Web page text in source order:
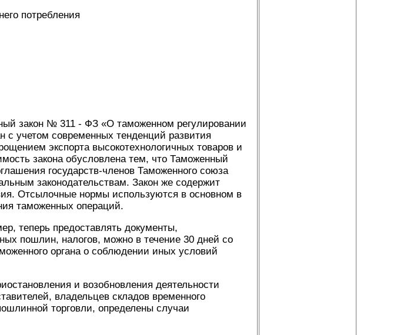
потребления
закон № 311 - ФЗ «О таможенном регулировании
с учетом современных тенденций развития
экспорта высокотехнологичных товаров и
закона обусловлена тем, что Таможенный
государств-членов Таможенного союза
законодательствам. Закон же содержит
Отсылочные нормы используются в основном в
таможенных операций.
теперь предоставлять документы,
пошлин, налогов, можно в течение 30 дней со
органа о соблюдении иных условий
и возобновления деятельности
владельцев складов временного
торговли, определены случаи